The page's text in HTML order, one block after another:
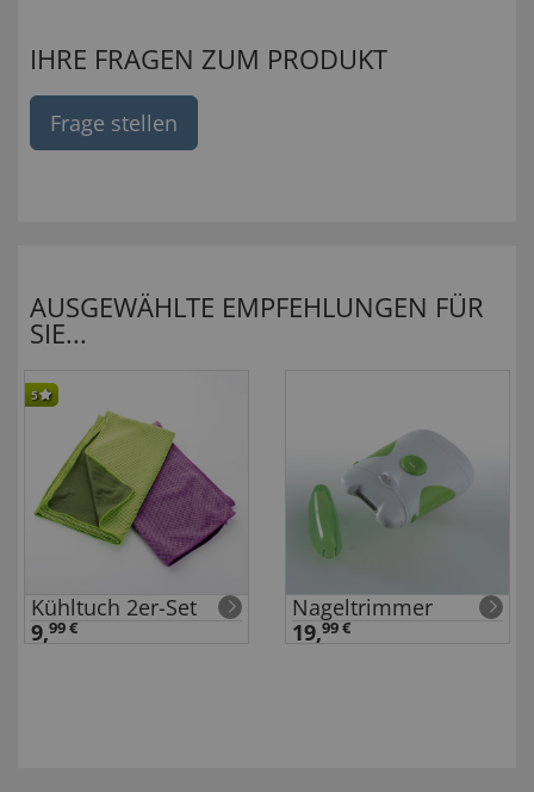
IHRE FRAGEN ZUM PRODUKT
Frage stellen
AUSGEWÄHLTE EMPFEHLUNGEN FÜR
SIE...
5
Kühltuch 2er-Set
9,99 €
Nageltrimmer
19,99 €